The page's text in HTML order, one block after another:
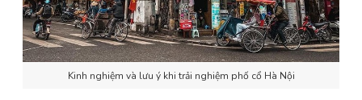
Kinh nghiệm và lưu ý khi trải nghiệm phố cổ Hà Nội